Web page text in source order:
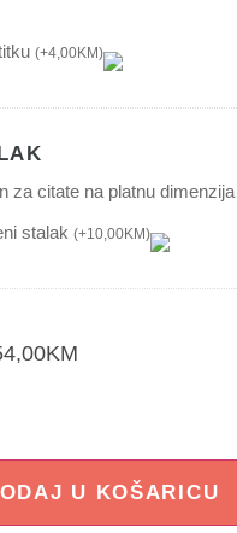
(+4,00KM)
za citate na platnu
stalak (+10,00KM)
KM
U KOŠARICU